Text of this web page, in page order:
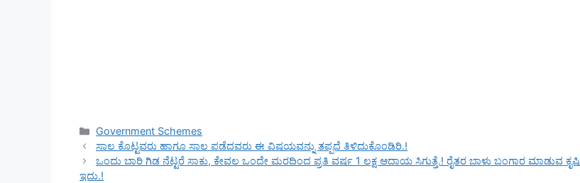
Categories
Government Schemes
ಸಾಲ ಕೊಟ್ಟವರು ಹಾಗೂ ಸಾಲ ಪಡೆದವರು ಈ ವಿಷಯವನ್ನು ತಪ್ಪದೆ ತಿಳಿದುಕೊಂಡಿರಿ.!
ಒಂದು ಬಾರಿ ಗಿಡ ನೆಟ್ಟರೆ ಸಾಕು, ಕೇವಲ ಒಂದೇ ಮರದಿಂದ ಪ್ರತಿ ವರ್ಷ 1 ಲಕ್ಷ ಆದಾಯ ಸಿಗುತ್ತೆ.! ರೈತರ ಬಾಳು ಬಂಗಾರ ಮಾಡುವ ಕೃಷಿ
ಇದು.!